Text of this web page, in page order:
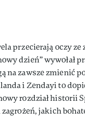
przecierają oczy
dzień” wywołał
na zawsze zmienić
i Zendayi to
rozdział historii
jakich